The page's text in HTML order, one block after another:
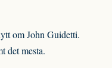
om John Guidetti.
det mesta.